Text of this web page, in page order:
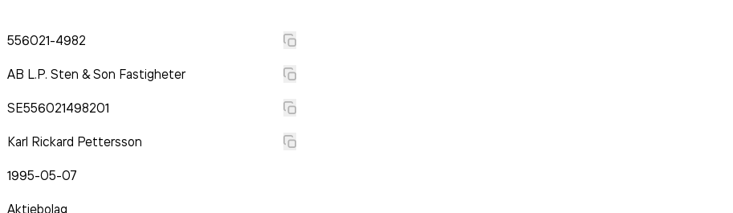
556021-4982
AB L.P. Sten & Son Fastigheter
SE556021498201
Karl Rickard Pettersson
1995-05-07
Aktiebolag